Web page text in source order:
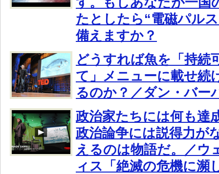
たとしたら“電磁パル
備えますか？
どうすれば魚を「持続
て」メニューに載せ続
るのか？／ダン・バー
政治家たちには何も達
政治論争には説得力が
えるのは物語だ。／ウ
ィス「絶滅の危機に瀕